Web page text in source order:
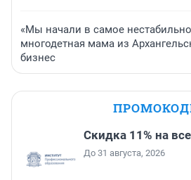
«Мы начали в самое
многодетная мама из
бизнес
Скидка 11% на
До 31 августа, 2026